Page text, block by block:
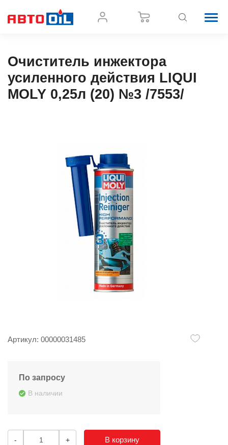
Очиститель инжектора
усиленного действия LIQUI
MOLY 0,25л (20) №3 /7553/
Артикул: 00000031485
По запросу
В наличии
- + В корзину